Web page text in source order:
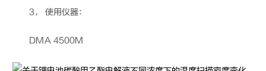
3， 使用仪器：
DMA 4500M